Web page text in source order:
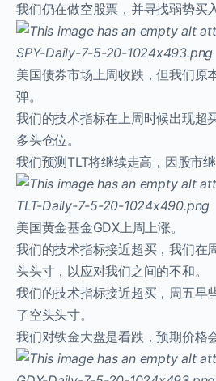
我们仍在做空股票，并寻找弱势买
美国债券市场上周收跌，但我们原
弹。
我们的技术指标在上周时候出现超
多头仓位。
我们预测TLT将继续走高，因股市继
美国黄金基金GDX上周上涨。
我们的技术指标接近超买，我们在
头头寸，以应对我们之间的不和。
我们的技术指标接近超买，周五早
了空头头寸。
我们对铁金大盘是看跌，预期价格